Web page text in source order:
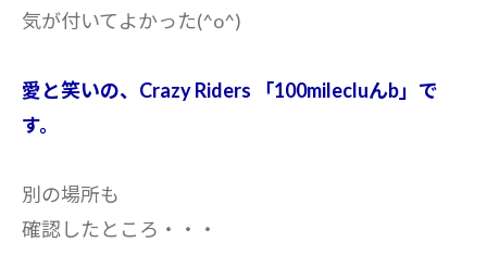
気が付いてよかった(^o^)
愛と笑いの、Crazy Riders 「100milecluんb」で
す。
別の場所も
確認したところ・・・